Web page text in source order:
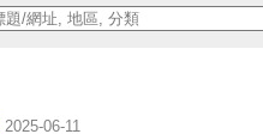
2025-06-11